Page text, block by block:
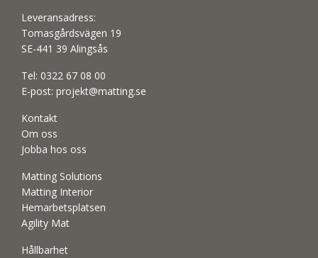
Leveransadress:
Tomasgårdsvägen 19
SE-441 39 Alingsås
Tel: 0322 67 08 00
E-post: projekt@matting.se
Kontakt
Om oss
Jobba hos oss
Matting Solutions
Matting Interior
Hemarbetsplatsen
Agility Mat
Hållbarhet